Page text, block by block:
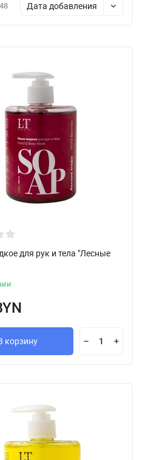
48 Дата добавления
для рук и тела "Лесные
корзину